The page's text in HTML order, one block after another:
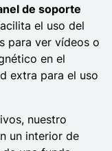
de soporte
el uso del
para ver vídeos o
en el
extra para el uso
nuestro
un interior de